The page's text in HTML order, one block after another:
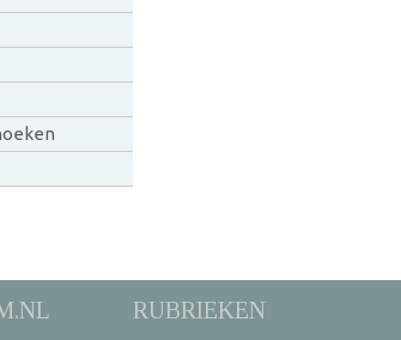
RUBRIEKEN